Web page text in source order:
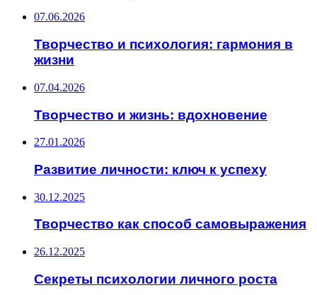
07.06.2026
Творчество и психология: гармония в
жизни
07.04.2026
Творчество и жизнь: вдохновение
27.01.2026
Развитие личности: ключ к успеху
30.12.2025
Творчество как способ самовыражения
26.12.2025
Секреты психологии личного роста